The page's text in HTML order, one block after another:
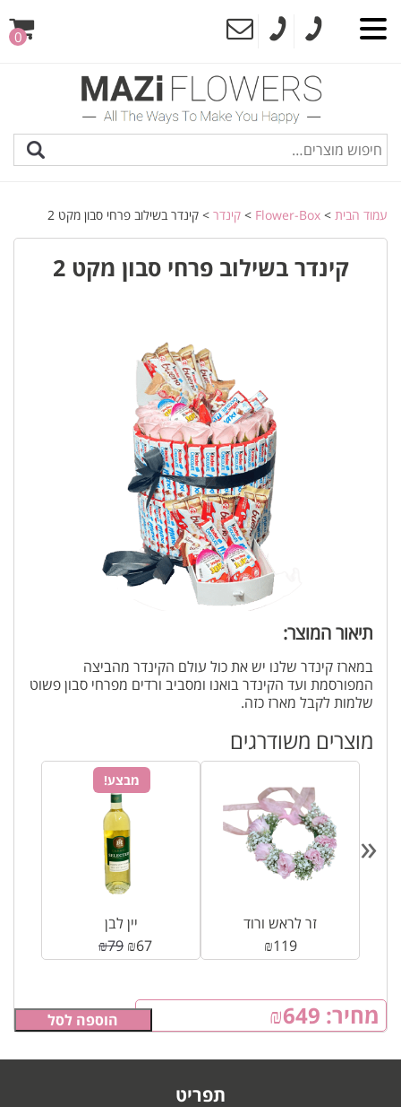
0
עמוד הבית >
Flower-Box
> קינדר > קינדר בשילוב פרחי סבון מקט 2
קינדר בשילוב פרחי סבון מקט 2
תיאור המוצר:
במארז קינדר שלנו יש את כול עולם הקינדר מהביצה
המפורסמת ועד הקינדר בואנו ומסביב ורדים מפרחי סבון פשוט
שלמות לקבל מארז כזה.
מחיר: ₪649 הוספה לסל
מוצרים משודרגים
מבצע!
יין לבן
₪79 ₪67
זר לראש ורוד
₪119
«
תפריט